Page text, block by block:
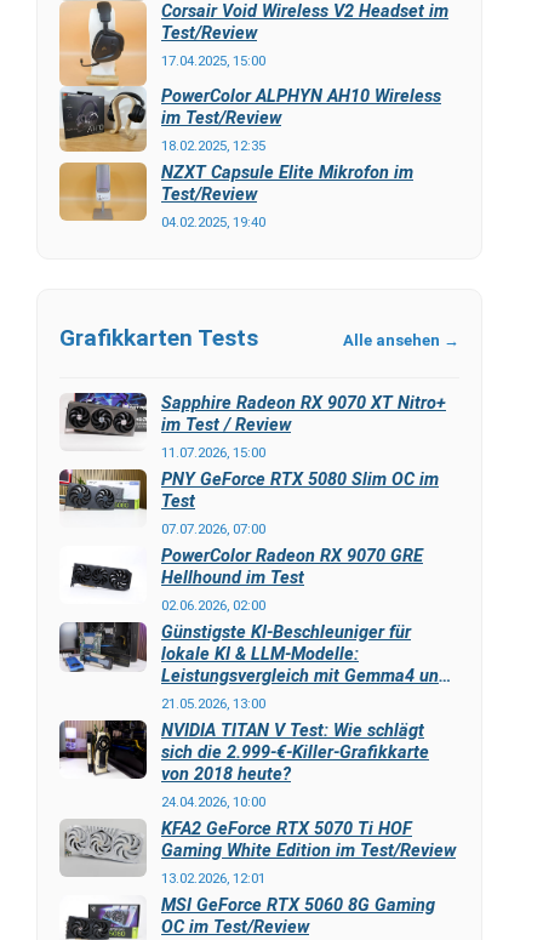
Corsair Void Wireless V2 Headset im
Test/Review
17.04.2025, 15:00
PowerColor ALPHYN AH10 Wireless
im Test/Review
18.02.2025, 12:35
NZXT Capsule Elite Mikrofon im
Test/Review
04.02.2025, 19:40
Grafikkarten Tests Alle ansehen →
Sapphire Radeon RX 9070 XT Nitro+
im Test / Review
11.07.2026, 15:00
PNY GeForce RTX 5080 Slim OC im
Test
07.07.2026, 07:00
PowerColor Radeon RX 9070 GRE
Hellhound im Test
02.06.2026, 02:00
Günstigste KI-Beschleuniger für
lokale KI & LLM-Modelle:
Leistungsvergleich mit Gemma4 und
LLAMA3
21.05.2026, 13:00
NVIDIA TITAN V Test: Wie schlägt
sich die 2.999-€-Killer-Grafikkarte
von 2018 heute?
24.04.2026, 10:00
KFA2 GeForce RTX 5070 Ti HOF
Gaming White Edition im Test/Review
13.02.2026, 12:01
MSI GeForce RTX 5060 8G Gaming
OC im Test/Review